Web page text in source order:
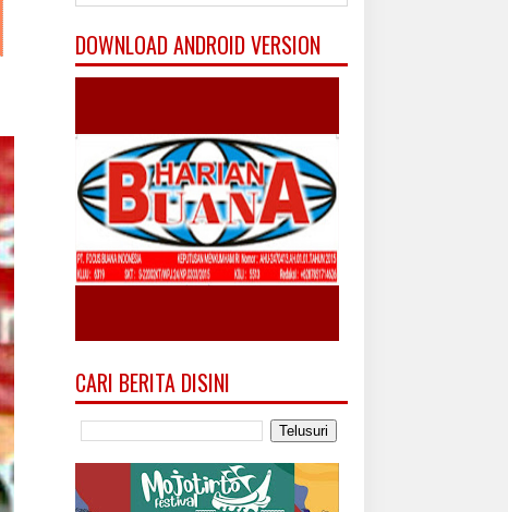
DOWNLOAD ANDROID VERSION
CARI BERITA DISINI